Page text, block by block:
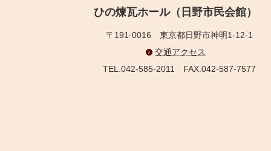
ひの煉瓦ホール（日野市民会館）
〒191-0016 東京都日野市神明1-12-1
交通アクセス
TEL.042-585-2011 FAX.042-587-7577